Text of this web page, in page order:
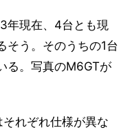
年現在、4台とも現
そう。そのうちの1台
る。写真のM6GTが
れぞれ仕様が異な